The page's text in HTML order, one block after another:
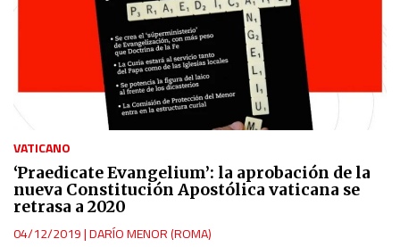
VATICANO
‘Praedicate Evangelium’: la aprobación de la
nueva Constitución Apostólica vaticana se
retrasa a 2020
04/12/2019|DARÍO MENOR (ROMA)